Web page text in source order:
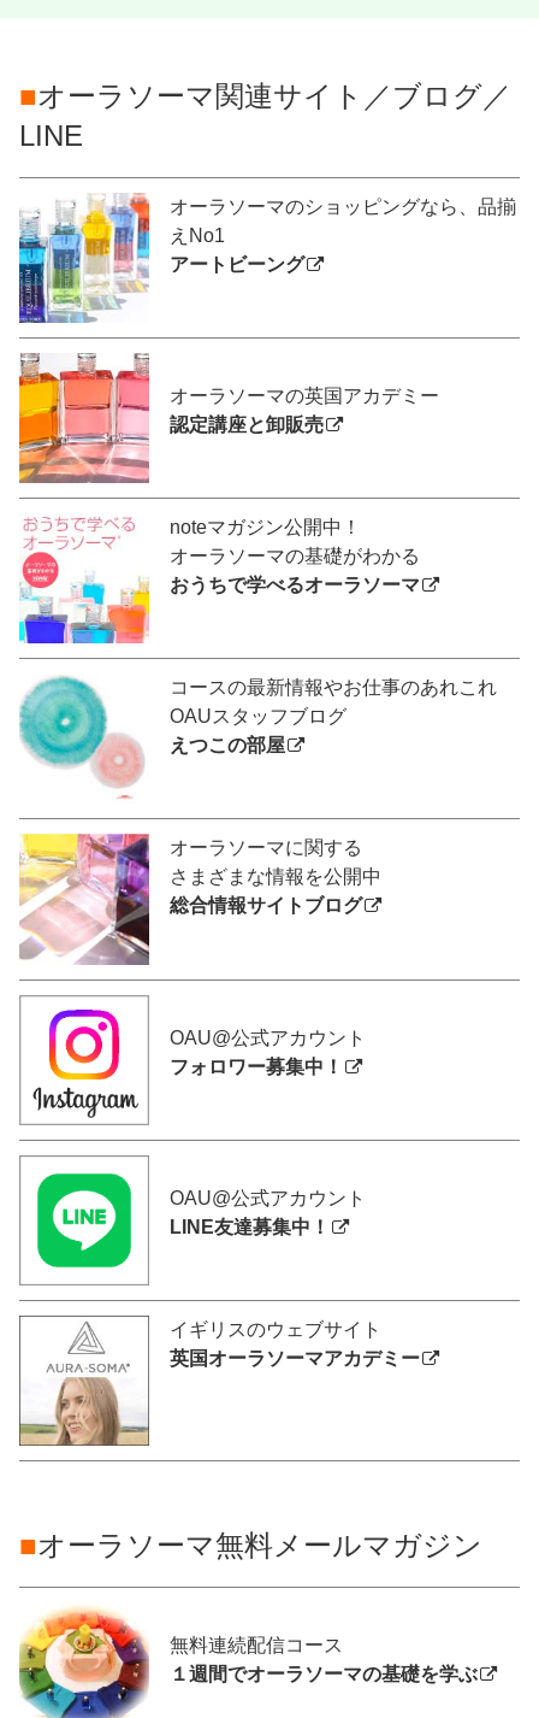
■オーラソーマ関連サイト／ブログ／
LINE
オーラソーマのショッピングなら、品揃
えNo1
アートビーング
オーラソーマの英国アカデミー
認定講座と卸販売
noteマガジン公開中！
オーラソーマの基礎がわかる
おうちで学べるオーラソーマ
コースの最新情報やお仕事のあれこれ
OAUスタッフブログ
えつこの部屋
オーラソーマに関する
さまざまな情報を公開中
総合情報サイトブログ
OAU@公式アカウント
フォロワー募集中！
OAU@公式アカウント
LINE友達募集中！
イギリスのウェブサイト
英国オーラソーマアカデミー
■オーラソーマ無料メールマガジン
無料連続配信コース
１週間でオーラソーマの基礎を学ぶ